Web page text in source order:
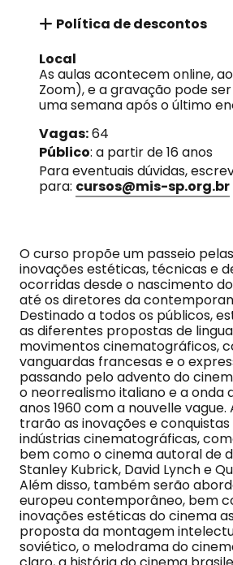
Política de descontos
Local
As aulas acontecem online,
Zoom), e a gravação pode
uma semana após o último
Vagas:64
Público: a partir de 16 anos
Para eventuais dúvidas,
para: cursos@mis-sp.org.br
O curso propõe um passeio
inovações estéticas, técnicas e
ocorridas desde o nascimento
até os diretores da
Destinado a todos os públicos,
as diferentes propostas de
movimentos cinematográficos,
vanguardas francesas e o
passando pelo advento do
o neorrealismo italiano e a onda
anos 1960 com a nouvelle
trarão as inovações e
indústrias cinematográficas,
bem como o cinema autoral de
Stanley Kubrick, David Lynch e
Além disso, também serão
europeu contemporâneo, bem
inovações estéticas do cinema
proposta da montagem
soviético, o melodrama do